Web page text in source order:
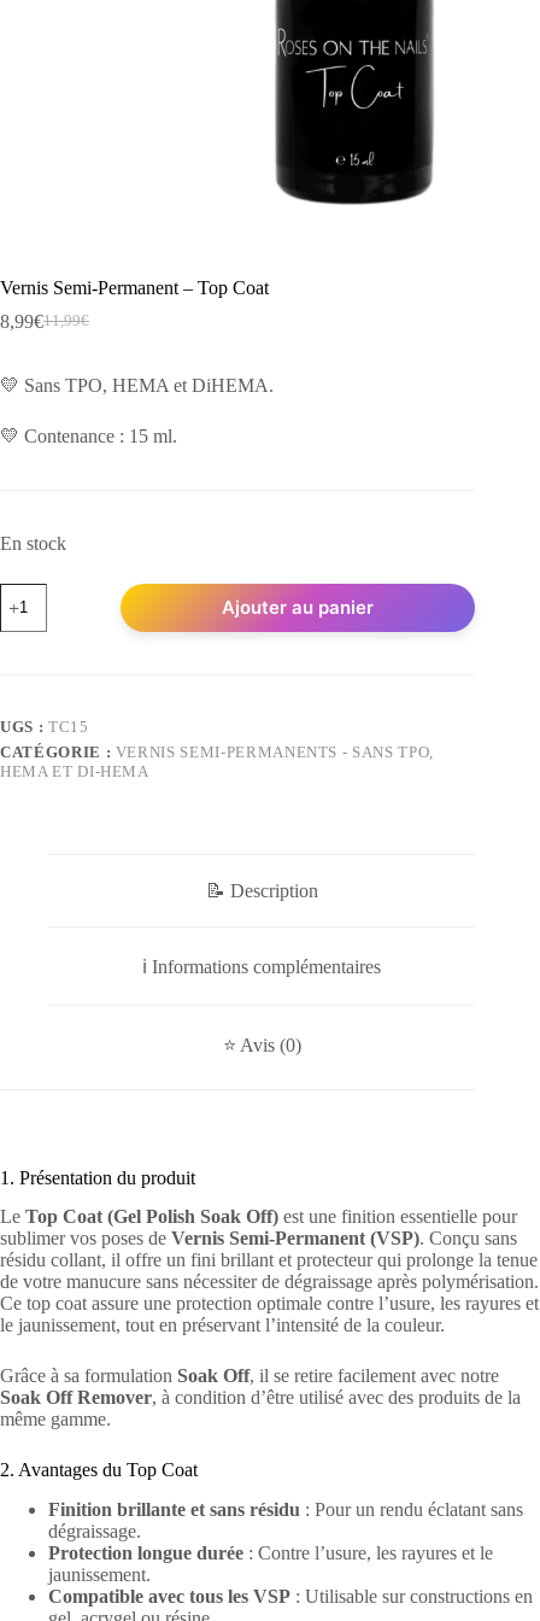
Vernis Semi-Permanent – Top Coat
11,99€
Le
était :
8,99€Le
est :
💛 Sans TPO, HEMA et DiHEMA.
💛 Contenance : 15 ml.
En stock
de
Vernis
Coat
Ajouter au panier
UGS : TC15
CATÉGORIE : VERNIS SEMI-PERMANENTS - SANS TPO,
HEMA ET DI-HEMA
📝 Description
ℹ️ Informations complémentaires
⭐ Avis (0)
1. Présentation du produit
Le Top Coat (Gel Polish Soak Off) est une finition essentielle pour
sublimer vos poses de Vernis Semi-Permanent (VSP). Conçu sans
résidu collant, il offre un fini brillant et protecteur qui prolonge la tenue
de votre manucure sans nécessiter de dégraissage après polymérisation.
Ce top coat assure une protection optimale contre l’usure, les rayures et
le jaunissement, tout en préservant l’intensité de la couleur.
Grâce à sa formulation Soak Off, il se retire facilement avec notre
Soak Off Remover, à condition d’être utilisé avec des produits de la
même gamme.
2. Avantages du Top Coat
Finition brillante et sans résidu : Pour un rendu éclatant sans
dégraissage.
Protection longue durée : Contre l’usure, les rayures et le
jaunissement.
Compatible avec tous les VSP : Utilisable sur constructions en